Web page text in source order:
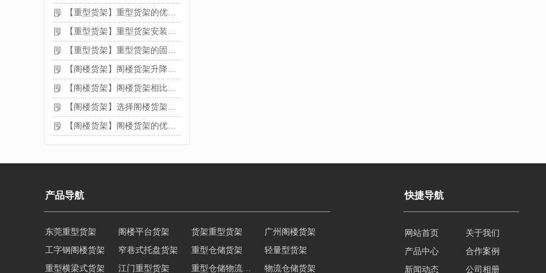
【重型货架】重型货架的优缺点
【重型货架】重型货架安装需要注意什么？
【重型货架】重型货架的固定方法
【阁楼货架】阁楼货架升降机需要注意哪些
【阁楼货架】阁楼货架相比传统货架的优势是什么
【阁楼货架】选择阁楼货架的好处？
【阁楼货架】阁楼货架的优点是什么
产品导航
工字钢阁楼货架 窄巷式托盘货架 重型仓储货架
轻量型货架
重型横梁式货架
江门重型货架
物流仓储货架
多层阁楼货架
中型悬臂货架 悬臂式货架 悬臂式仓储货架
快捷导航
网站首页
关于我们
产品中心
合作案例
新闻动态
公司相册